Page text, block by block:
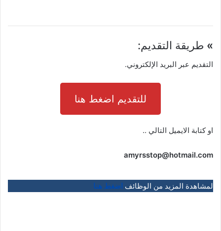
» طريقة التقديم:
التقديم عبر البريد الإلكتروني.
للتقديم اضغط هنا
او كتابة الايميل التالي ..
amyrsstop@hotmail.com
لمشاهدة المزيد من الوظائف اضغط هنا